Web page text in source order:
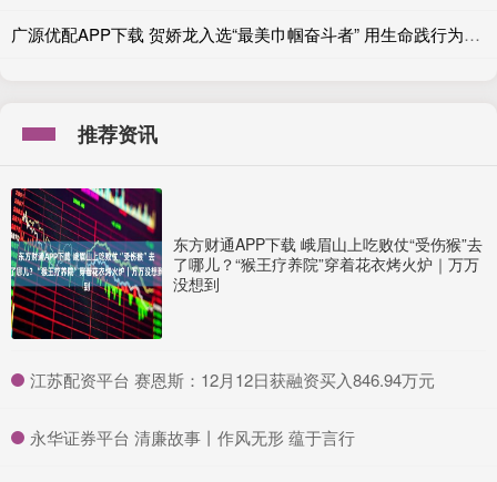
广源优配APP下载 贺娇龙入选“最美巾帼奋斗者” 用生命践行为民情怀
推荐资讯
东方财通APP下载 峨眉山上吃败仗“受伤猴”去
了哪儿？“猴王疗养院”穿着花衣烤火炉｜万万
没想到
​江苏配资平台 赛恩斯：12月12日获融资买入846.94万元
​永华证券平台 清廉故事丨作风无形 蕴于言行